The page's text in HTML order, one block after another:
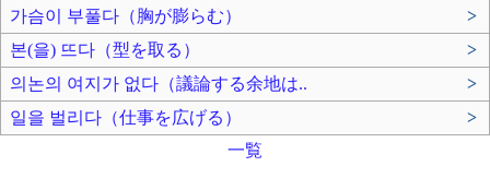
가슴이 부풀다（胸が膨らむ）
>
본(을) 뜨다（型を取る）
>
의논의 여지가 없다（議論する余地は..
>
일을 벌리다（仕事を広げる）
>
一覧